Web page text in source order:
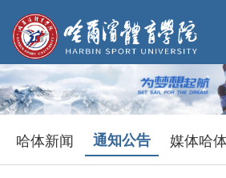
哈体新闻 通知公告 媒体哈